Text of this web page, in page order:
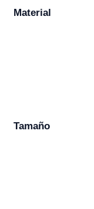
Material
Tamaño